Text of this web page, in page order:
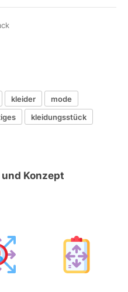
kleider
mode
kleidungsstück
Konzept